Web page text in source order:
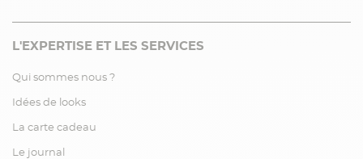
L'EXPERTISE ET LES SERVICES
Qui sommes nous ?
Idées de looks
La carte cadeau
Le journal